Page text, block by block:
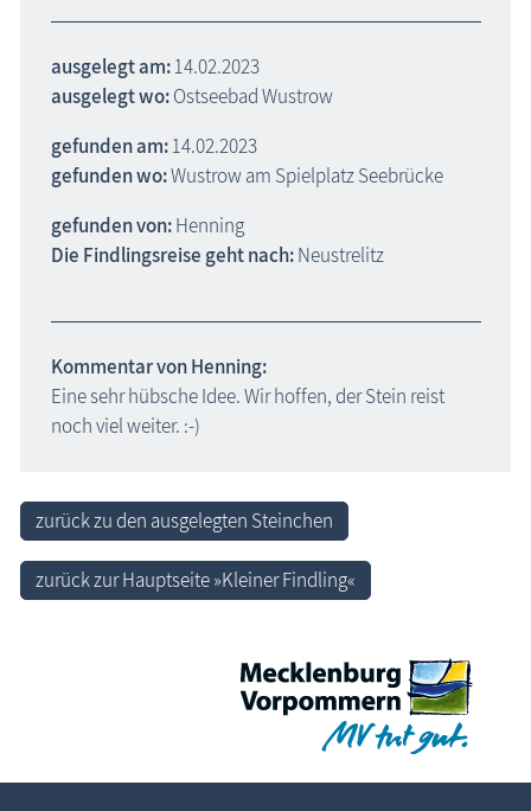
ausgelegt am:14.02.2023
ausgelegt wo:Ostseebad Wustrow
gefunden am:14.02.2023
gefunden wo:Wustrow am Spielplatz Seebrücke
gefunden von:Henning
Die Findlingsreise geht nach:Neustrelitz
Kommentar von Henning:
Eine sehr hübsche Idee. Wir hoffen, der Stein reist
noch viel weiter. :-)
zurück zu den ausgelegten Steinchen
zurück zur Hauptseite »Kleiner Findling«